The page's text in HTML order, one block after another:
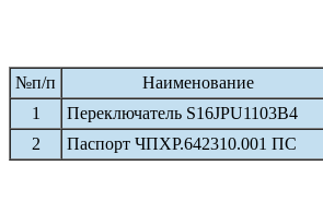
№п/п Наименование
1
Переключатель S16JPU1103B4
2
Паспорт ЧПХР.642310.001 ПС